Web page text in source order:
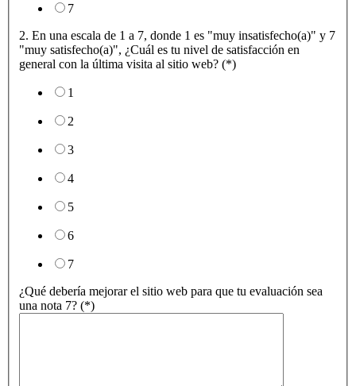
7
2. En una escala de 1 a 7, donde 1 es "muy insatisfecho(a)" y 7
"muy satisfecho(a)", ¿Cuál es tu nivel de satisfacción en
general con la última visita al sitio web? (*)
1
2
3
4
5
6
7
¿Qué debería mejorar el sitio web para que tu evaluación sea
una nota 7? (*)